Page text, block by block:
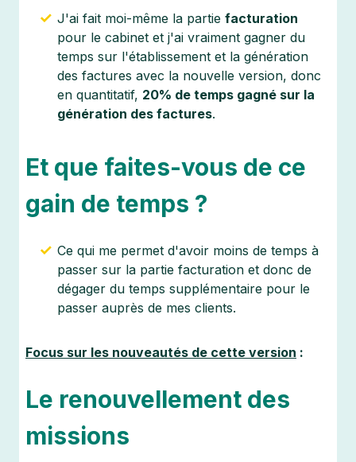
J'ai fait moi-même la partie facturation
pour le cabinet et j'ai vraiment gagner du
temps sur l'établissement et la génération
des factures avec la nouvelle version, donc
en quantitatif, 20% de temps gagné sur la
génération des factures.
Et que faites-vous de ce
gain de temps ?
Ce qui me permet d'avoir moins de temps à
passer sur la partie facturation et donc de
dégager du temps supplémentaire pour le
passer auprès de mes clients.
Focus sur les nouveautés de cette version :
Le renouvellement des
missions